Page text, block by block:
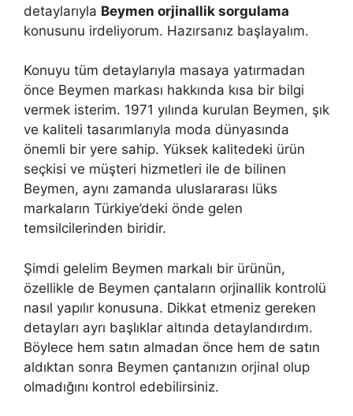
detaylarıyla Beymen orjinallik sorgulama
konusunu irdeliyorum. Hazırsanız başlayalım.
Konuyu tüm detaylarıyla masaya yatırmadan
önce Beymen markası hakkında kısa bir bilgi
vermek isterim. 1971 yılında kurulan Beymen, şık
ve kaliteli tasarımlarıyla moda dünyasında
önemli bir yere sahip. Yüksek kalitedeki ürün
seçkisi ve müşteri hizmetleri ile de bilinen
Beymen, aynı zamanda uluslararası lüks
markaların Türkiye’deki önde gelen
temsilcilerinden biridir.
Şimdi gelelim Beymen markalı bir ürünün,
özellikle de Beymen çantaların orjinallik kontrolü
nasıl yapılır konusuna. Dikkat etmeniz gereken
detayları ayrı başlıklar altında detaylandırdım.
Böylece hem satın almadan önce hem de satın
aldıktan sonra Beymen çantanızın orjinal olup
olmadığını kontrol edebilirsiniz.